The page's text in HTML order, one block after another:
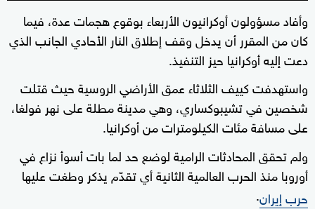
وأفاد مسؤولون أوكرانيون الأربعاء بوقوع هجمات عدة، فيما
كان من المقرر أن يدخل وقف إطلاق النار الأحادي الجانب الذي
دعت إليه أوكرانيا حيز التنفيذ.
واستهدفت كييف الثلاثاء عمق الأراضي الروسية حيث قتلت
شخصين في تشيبوكساري، وهي مدينة مطلة على نهر فولغا،
على مسافة مئات الكيلومترات من أوكرانيا.
ولم تحقق المحادثات الرامية لوضع حد لما بات أسوأ نزاع في
أوروبا منذ الحرب العالمية الثانية أي تقدّم يذكر وطغت عليها
حرب إيران.